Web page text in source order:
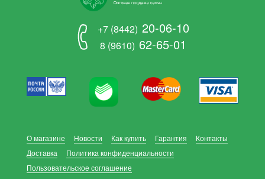
+7 (8442) 20-06-10
8 (9610) 62-65-01
О магазине Новости Как купить Гарантия
Контакты
Доставка
Политика конфиденциальности
Пользовательское соглашение